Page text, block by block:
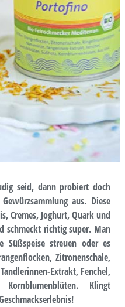
seid, dann probiert doch
aus. Diese
Cremes, Joghurt, Quark und
schmeckt richtig super. Man
streuen oder es
Zitronenschale,
Extrakt, Fenchel,
Klingt